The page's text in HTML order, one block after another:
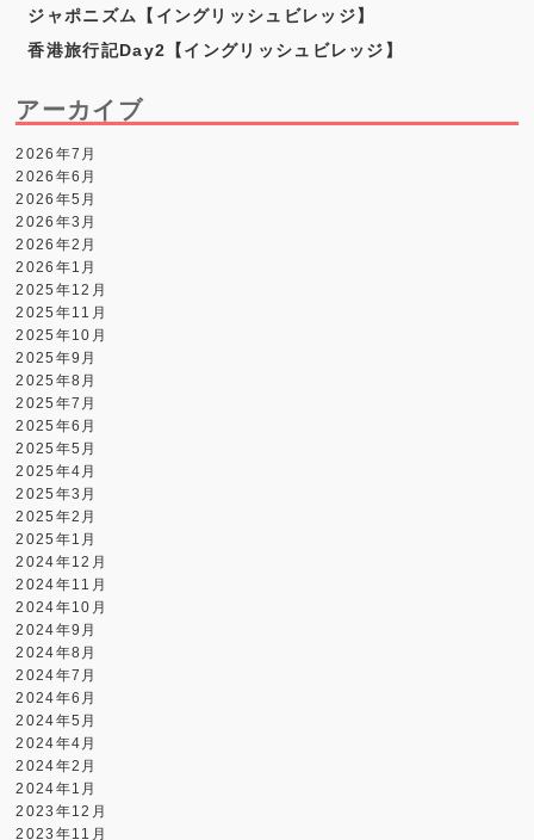
ジャポニズム【イングリッシュビレッジ】
香港旅行記Day2【イングリッシュビレッジ】
アーカイブ
2026年7月
2026年6月
2026年5月
2026年3月
2026年2月
2026年1月
2025年12月
2025年11月
2025年10月
2025年9月
2025年8月
2025年7月
2025年6月
2025年5月
2025年4月
2025年3月
2025年2月
2025年1月
2024年12月
2024年11月
2024年10月
2024年9月
2024年8月
2024年7月
2024年6月
2024年5月
2024年4月
2024年2月
2024年1月
2023年12月
2023年11月